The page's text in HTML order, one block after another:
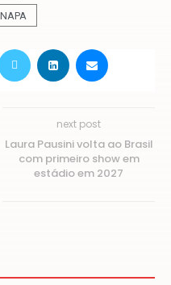
NAPA
next post
Laura Pausini volta ao Brasil
com primeiro show em
estádio em 2027